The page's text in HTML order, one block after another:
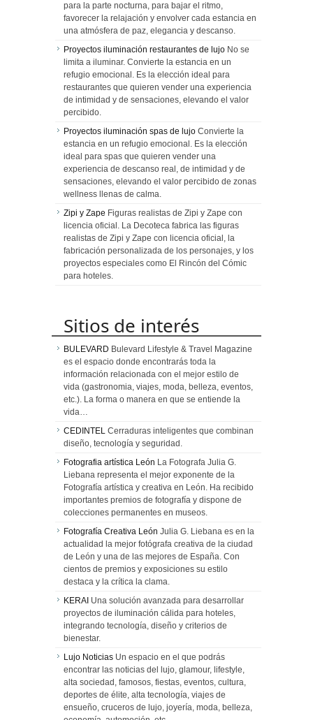
para la parte nocturna, para bajar el ritmo,
favorecer la relajación y envolver cada estancia en
una atmósfera de paz, elegancia y descanso.
Proyectos iluminación restaurantes de lujo No se
limita a iluminar. Convierte la estancia en un
refugio emocional. Es la elección ideal para
restaurantes que quieren vender una experiencia
de intimidad y de sensaciones, elevando el valor
percibido.
Proyectos iluminación spas de lujo Convierte la
estancia en un refugio emocional. Es la elección
ideal para spas que quieren vender una
experiencia de descanso real, de intimidad y de
sensaciones, elevando el valor percibido de zonas
wellness llenas de calma.
Zipi y Zape Figuras realistas de Zipi y Zape con
licencia oficial. La Decoteca fabrica las figuras
realistas de Zipi y Zape con licencia oficial, la
fabricación personalizada de los personajes, y los
proyectos especiales como El Rincón del Cómic
para hoteles.
Sitios de interés
BULEVARD Bulevard Lifestyle & Travel Magazine
es el espacio donde encontrarás toda la
información relacionada con el mejor estilo de
vida (gastronomia, viajes, moda, belleza, eventos,
etc.). La forma o manera en que se entiende la
vida…
CEDINTEL Cerraduras inteligentes que combinan
diseño, tecnología y seguridad.
Fotografia artística León La Fotografa Julia G.
Liebana representa el mejor exponente de la
Fotografía artística y creativa en León. Ha recibido
importantes premios de fotografía y dispone de
colecciones permanentes en museos.
Fotografía Creativa León Julia G. Liebana es en la
actualidad la mejor fotógrafa creativa de la ciudad
de León y una de las mejores de España. Con
cientos de premios y exposiciones su estilo
destaca y la crítica la clama.
KERAI Una solución avanzada para desarrollar
proyectos de iluminación cálida para hoteles,
integrando tecnología, diseño y criterios de
bienestar.
Lujo Noticias Un espacio en el que podrás
encontrar las noticias del lujo, glamour, lifestyle,
alta sociedad, famosos, fiestas, eventos, cultura,
deportes de élite, alta tecnología, viajes de
ensueño, cruceros de lujo, joyería, moda, belleza,